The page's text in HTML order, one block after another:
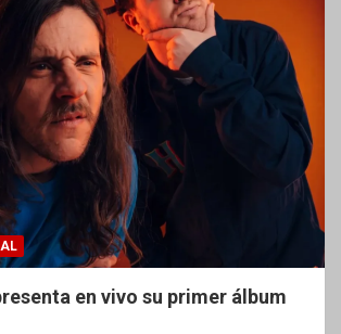
en vivo su primer álbum